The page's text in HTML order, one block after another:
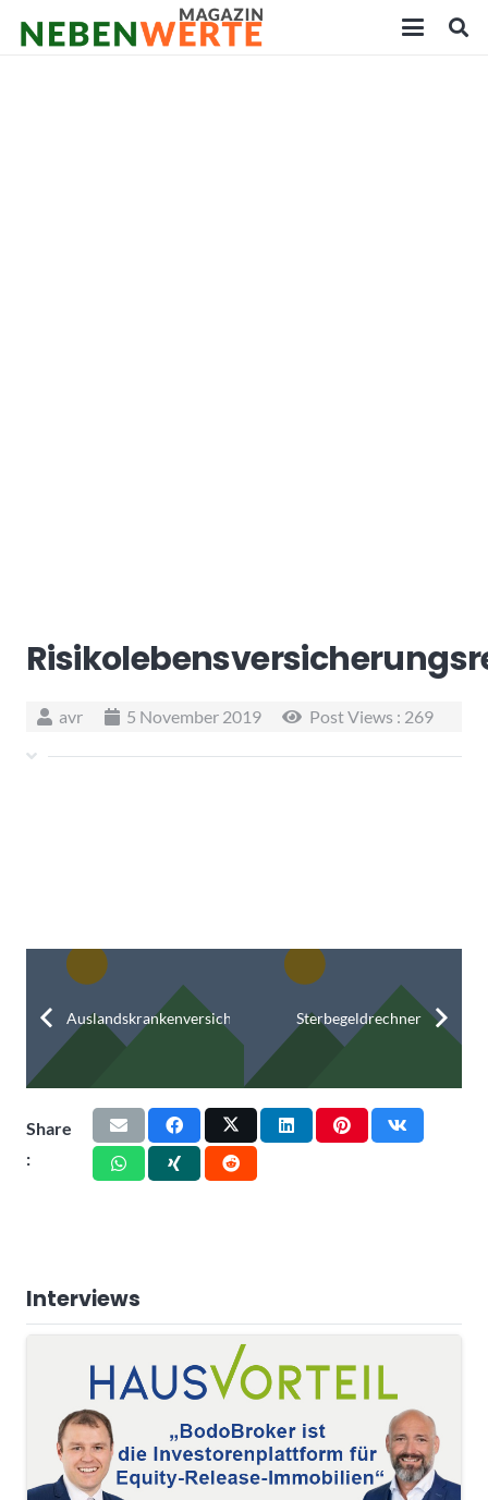
avr 5 November 2019 Post Views : 269
AuslandskrankenversicherungsrechnerSterbegeldrechner
Share
:
Interviews